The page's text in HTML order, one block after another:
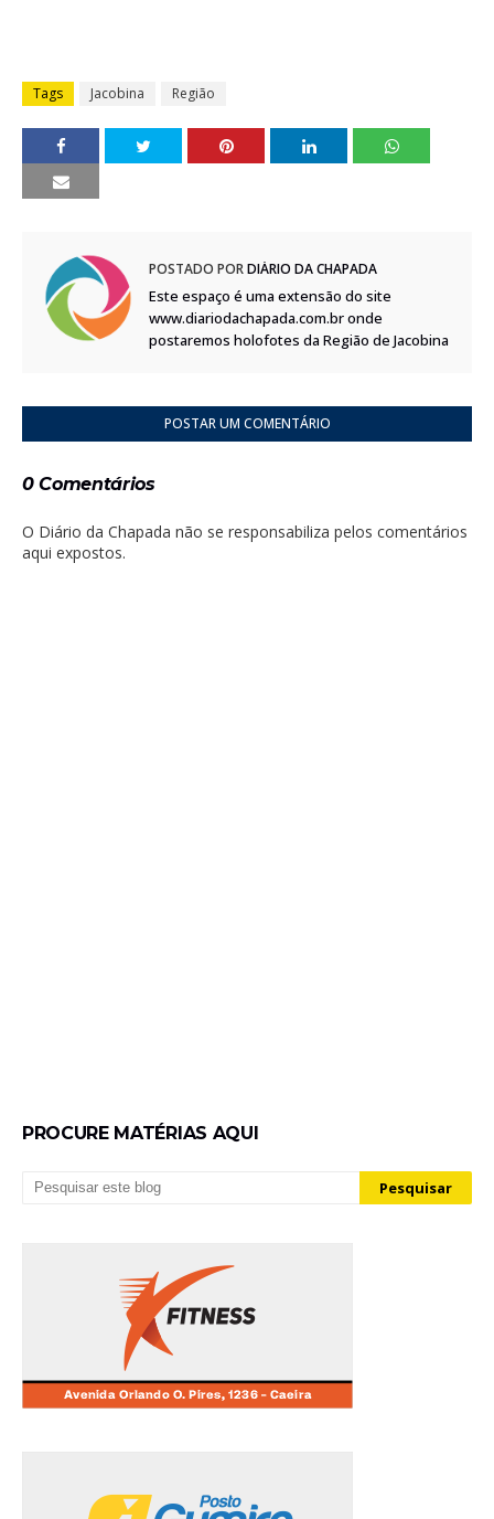
Tags Jacobina Região
POSTADO PORDIÁRIO DA CHAPADA
Este espaço é uma extensão do site
www.diariodachapada.com.br onde
postaremos holofotes da Região de Jacobina
POSTAR UM COMENTÁRIO
0 Comentários
O Diário da Chapada não se responsabiliza pelos comentários
aqui expostos.
PROCURE MATÉRIAS AQUI